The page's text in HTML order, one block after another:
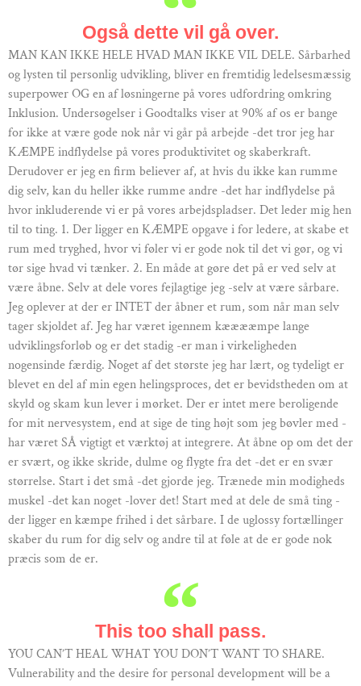
Også dette vil gå over.
MAN KAN IKKE HELE HVAD MAN IKKE VIL DELE. Sårbarhed
og lysten til personlig udvikling, bliver en fremtidig ledelsesmæssig
superpower OG en af løsningerne på vores udfordring omkring
Inklusion. Undersøgelser i Goodtalks viser at 90% af os er bange
for ikke at være gode nok når vi går på arbejde -det tror jeg har
KÆMPE indflydelse på vores produktivitet og skaberkraft.
Derudover er jeg en firm believer af, at hvis du ikke kan rumme
dig selv, kan du heller ikke rumme andre -det har indflydelse på
hvor inkluderende vi er på vores arbejdspladser. Det leder mig hen
til to ting. 1. Der ligger en KÆMPE opgave i for ledere, at skabe et
rum med tryghed, hvor vi føler vi er gode nok til det vi gør, og vi
tør sige hvad vi tænker. 2. En måde at gøre det på er ved selv at
være åbne. Selv at dele vores fejlagtige jeg -selv at være sårbare.
Jeg oplever at der er INTET der åbner et rum, som når man selv
tager skjoldet af. Jeg har været igennem kææææmpe lange
udviklingsforløb og er det stadig -er man i virkeligheden
nogensinde færdig. Noget af det største jeg har lært, og tydeligt er
blevet en del af min egen helingsproces, det er bevidstheden om at
skyld og skam kun lever i mørket. Der er intet mere beroligende
for mit nervesystem, end at sige de ting højt som jeg bøvler med -
har været SÅ vigtigt et værktøj at integrere. At åbne op om det der
er svært, og ikke skride, dulme og flygte fra det -det er en svær
størrelse. Start i det små -det gjorde jeg. Trænede min modigheds
muskel -det kan noget -lover det! Start med at dele de små ting -
der ligger en kæmpe frihed i det sårbare. I de uglossy fortællinger
skaber du rum for dig selv og andre til at føle at de er gode nok
præcis som de er.
This too shall pass.
YOU CAN’T HEAL WHAT YOU DON’T WANT TO SHARE.
Vulnerability and the desire for personal development will be a